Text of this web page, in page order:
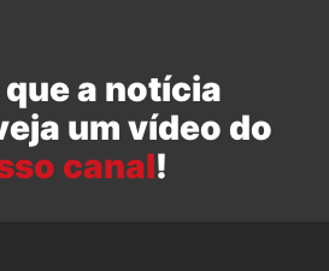
a notícia
um vídeo do
canal!